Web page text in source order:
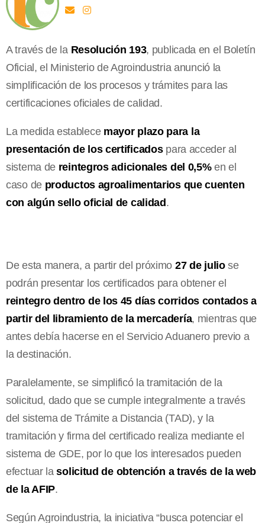
A través de la Resolución 193, publicada en el Boletín
Oficial, el Ministerio de Agroindustria anunció la
simplificación de los procesos y trámites para las
certificaciones oficiales de calidad.
La medida establece mayor plazo para la
presentación de los certificadospara acceder al
sistema de reintegros adicionales del 0,5%en el
caso deproductos agroalimentarios que cuenten
con algún sello oficial de calidad.
De esta manera, a partir del próximo 27 de juliose
podrán presentar los certificados para obtener el
reintegro dentro de los 45 días corridos contados a
partir del libramiento de la mercadería, mientras que
antes debía hacerse en el Servicio Aduanero previo a
la destinación.
Paralelamente, se simplificó la tramitación de la
solicitud, dado que se cumple integralmente a través
del sistema de Trámite a Distancia (TAD), y la
tramitación y firma del certificado realiza mediante el
sistema de GDE, por lo que los interesados pueden
efectuar la solicitud de obtención a través de la web
de la AFIP.
Según Agroindustria, la iniciativa “busca potenciar el